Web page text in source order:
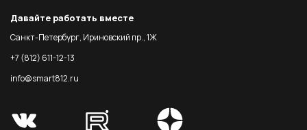
Давайте работать вместе
Санкт-Петербург, Ириновский пр., 1Ж
+7 (812) 611-12-13
info@smart812.ru